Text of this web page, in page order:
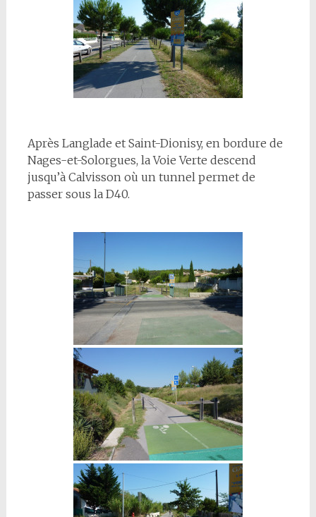
Après Langlade et Saint-Dionisy, en bordure de
Nages-et-Solorgues, la Voie Verte descend
jusqu’à Calvisson où un tunnel permet de
passer sous la D40.